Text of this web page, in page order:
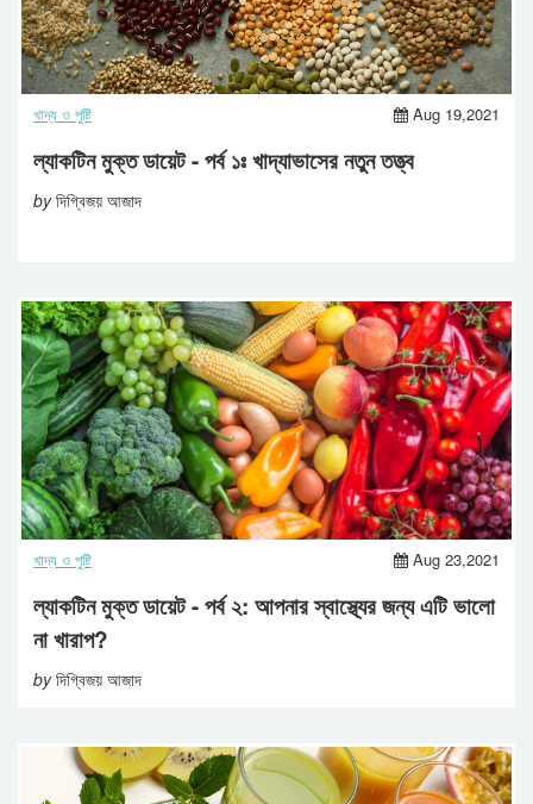
খাদ্য ও পুষ্টি Aug 19,2021
ল্যাকটিন মুক্ত ডায়েট - পর্ব ১ঃ খাদ্যাভাসের নতুন তত্ত্ব
byদিগ্বিজয় আজাদ
খাদ্য ও পুষ্টি Aug 23,2021
ল্যাকটিন মুক্ত ডায়েট - পর্ব ২: আপনার স্বাস্থ্যের জন্য এটি ভালো
না খারাপ?
byদিগ্বিজয় আজাদ